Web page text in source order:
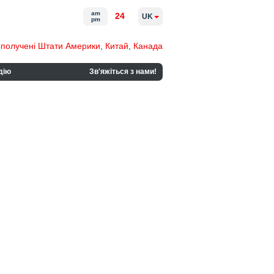
Штати Америки Китай Канада
Зв'яжіться з нами!
am
pm
24 UK